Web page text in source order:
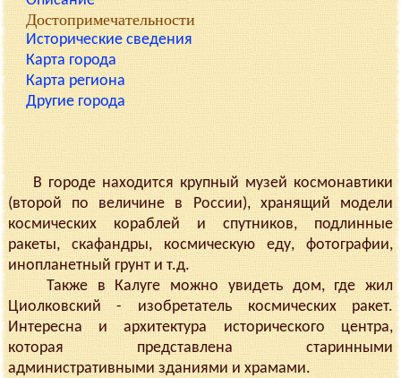
Достопримечательности
Исторические сведения
Карта города
Карта региона
Другие города
В городе находится крупный музей космонавтики
(второй по величине в России), хранящий модели
космических кораблей и спутников, подлинные
ракеты, скафандры, космическую еду, фотографии,
инопланетный грунт и т.д.
Также в Калуге можно увидеть дом, где жил
Циолковский - изобретатель космических ракет.
Интересна и архитектура исторического центра,
которая представлена старинными
административными зданиями и храмами.